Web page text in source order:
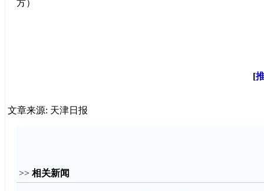
方）
[
文章来源: 天津日报
>> 相关新闻